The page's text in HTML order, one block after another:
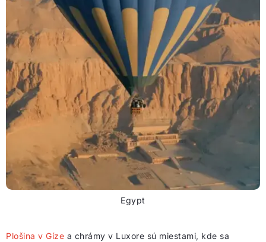
Egypt
Plošina v Gíze a chrámy v Luxore sú miestami, kde sa